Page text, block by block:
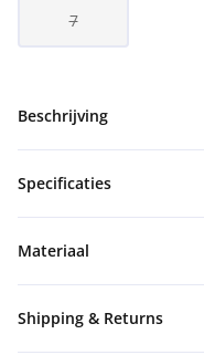
7
Beschrijving
Specificaties
Materiaal
Shipping & Returns